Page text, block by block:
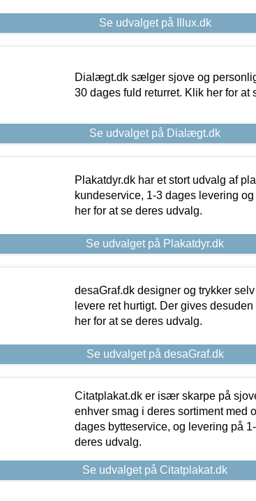
Se udvalget på Illux.dk
Dialægt.dk sælger sjove og
30 dages fuld returret. Klik her for at
Se udvalget på Dialægt.dk
Plakatdyr.dk har et stort udvalg af
kundeservice, 1-3 dages levering
her for at se deres udvalg.
Se udvalget på Plakatdyr.dk
desaGraf.dk designer og trykker
levere ret hurtigt. Der gives
her for at se deres udvalg.
Se udvalget på desaGraf.dk
Citatplakat.dk er især skarpe på
enhver smag i deres sortiment med
dages bytteservice, og levering på
deres udvalg.
Se udvalget på Citatplakat.dk